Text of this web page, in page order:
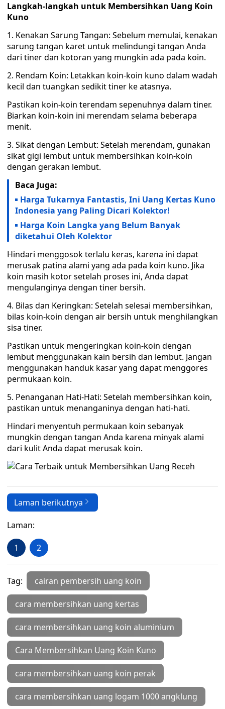
Langkah-langkah untuk Membersihkan Uang Koin
Kuno
1. Kenakan Sarung Tangan: Sebelum memulai, kenakan
sarung tangan karet untuk melindungi tangan Anda
dari tiner dan kotoran yang mungkin ada pada koin.
2. Rendam Koin: Letakkan koin-koin kuno dalam wadah
kecil dan tuangkan sedikit tiner ke atasnya.
Pastikan koin-koin terendam sepenuhnya dalam tiner.
Biarkan koin-koin ini merendam selama beberapa
menit.
3. Sikat dengan Lembut: Setelah merendam, gunakan
sikat gigi lembut untuk membersihkan koin-koin
dengan gerakan lembut.
Baca Juga:
Harga Tukarnya Fantastis, Ini Uang Kertas Kuno
Indonesia yang Paling Dicari Kolektor!
Harga Koin Langka yang Belum Banyak
diketahui Oleh Kolektor
Hindari menggosok terlalu keras, karena ini dapat
merusak patina alami yang ada pada koin kuno. Jika
koin masih kotor setelah proses ini, Anda dapat
mengulanginya dengan tiner bersih.
4. Bilas dan Keringkan: Setelah selesai membersihkan,
bilas koin-koin dengan air bersih untuk menghilangkan
sisa tiner.
Pastikan untuk mengeringkan koin-koin dengan
lembut menggunakan kain bersih dan lembut. Jangan
menggunakan handuk kasar yang dapat menggores
permukaan koin.
5. Penanganan Hati-Hati: Setelah membersihkan koin,
pastikan untuk menanganinya dengan hati-hati.
Hindari menyentuh permukaan koin sebanyak
mungkin dengan tangan Anda karena minyak alami
dari kulit Anda dapat merusak koin.
Laman berikutnya
Laman:
1 2
Tag: cairan pembersih uang koin
cara membersihkan uang kertas
cara membersihkan uang koin aluminium
Cara Membersihkan Uang Koin Kuno
cara membersihkan uang koin perak
cara membersihkan uang logam 1000 angklung